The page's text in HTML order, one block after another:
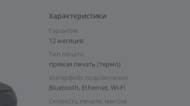
Характеристики
Гарантия
12 месяцев
Тип печати
прямая печать (термо)
Интерфейс подключения
Bluetooth, Ethernet, Wi-Fi
Скорость печати, мм/сек